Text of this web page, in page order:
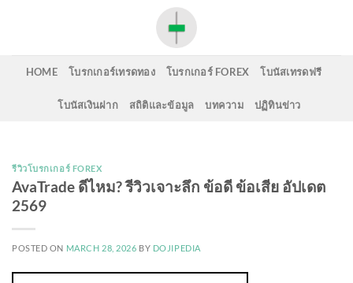
HOME โบรกเกอร์เทรดทอง โบรกเกอร์ FOREX โบนัสเทรดฟรี
โบนัสเงินฝาก สถิติและข้อมูล บทความ ปฏิทินข่าว
รีวิวโบรกเกอร์ FOREX
AvaTrade ดีไหม? รีวิวเจาะลึก ข้อดี ข้อเสีย อัปเดต
2569
POSTED ON MARCH 28, 2026 BY DOJIPEDIA